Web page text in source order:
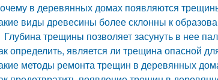
в деревянных домах появляются
виды древесины более склонны к
Глубина трещины позволяет засунуть в нее
определить, является ли трещина опасной
методы ремонта трещин в деревянных